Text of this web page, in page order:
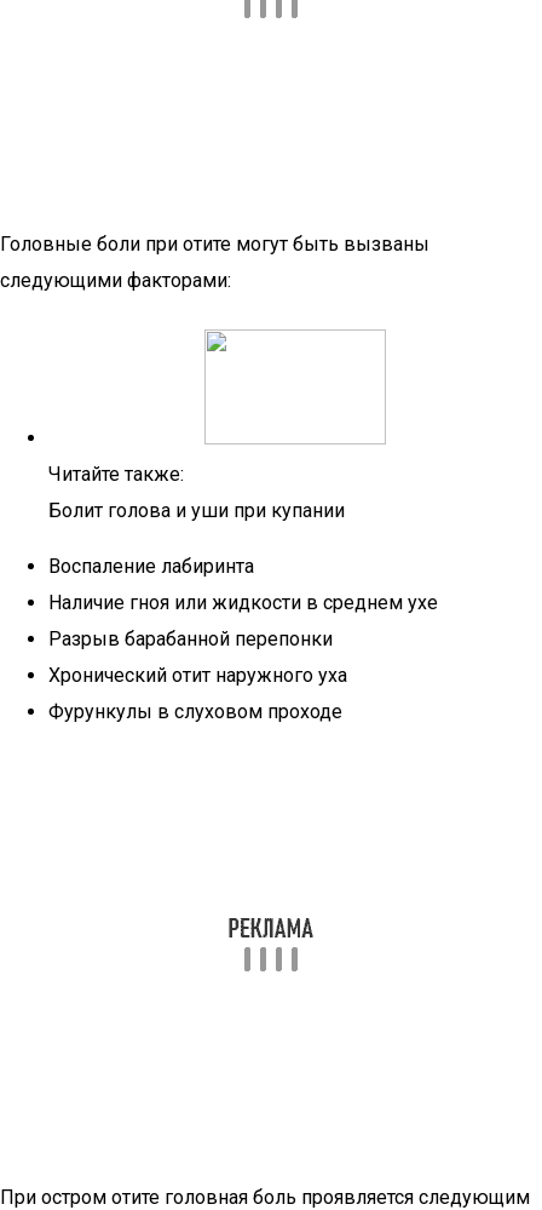
Головные боли при отите могут быть вызваны
следующими факторами:
Читайте также:
Болит голова и уши при купании
Воспаление лабиринта
Наличие гноя или жидкости в среднем ухе
Разрыв барабанной перепонки
Хронический отит наружного уха
Фурункулы в слуховом проходе
При остром отите головная боль проявляется следующим